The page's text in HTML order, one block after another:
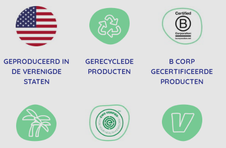
GEPRODUCEERD IN
DE VERENIGDE
STATEN
GERECYCLEDE
PRODUCTEN
B CORP
GECERTIFICEERDE
PRODUCTEN